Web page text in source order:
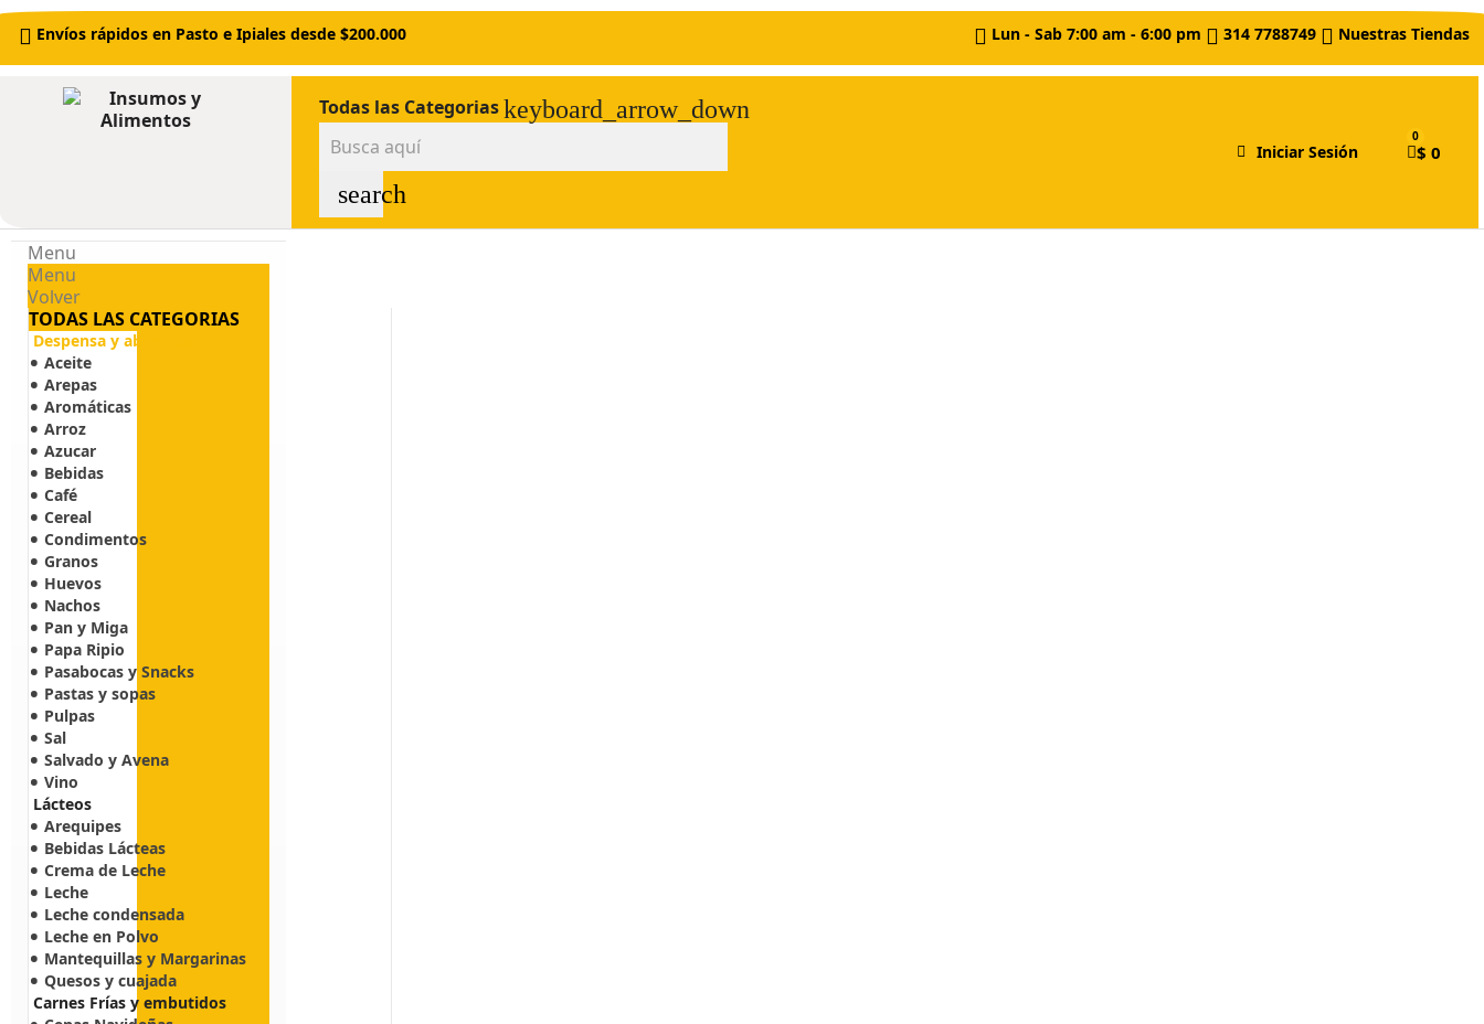
Envíos rápidos en Pasto e Ipiales desde $200.000 Lun - Sab 7:00 am - 6:00 pm 314 7788749 Nuestras Tiendas
Todas las Categoriaskeyboard_arrow_down
search
Iniciar Sesión $ 0
Menu
Menu
Volver
TODAS LAS CATEGORIAS
Despensa y abarrotes
Aceite
Arepas
Aromáticas
Arroz
Azucar
Bebidas
Café
Cereal
Condimentos
Granos
Huevos
Nachos
Pan y Miga
Papa Ripio
Pasabocas y Snacks
Pastas y sopas
Pulpas
Sal
Salvado y Avena
Vino
Lácteos
Arequipes
Bebidas Lácteas
Crema de Leche
Leche
Leche condensada
Leche en Polvo
Mantequillas y Margarinas
Quesos y cuajada
Carnes Frías y embutidos